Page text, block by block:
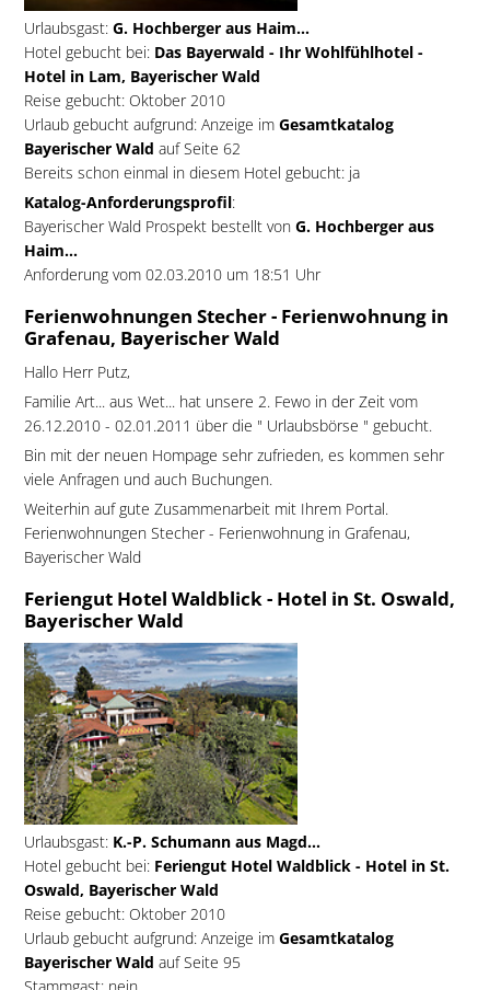
Urlaubsgast:G. Hochberger aus Haim...
Hotel gebucht bei:Das Bayerwald - Ihr Wohlfühlhotel -
Hotel in Lam, Bayerischer Wald
Reise gebucht: Oktober 2010
Urlaub gebucht aufgrund: Anzeige im Gesamtkatalog
Bayerischer Wald auf Seite 62
Bereits schon einmal in diesem Hotel gebucht: ja
Katalog-Anforderungsprofil:
Bayerischer Wald Prospekt bestellt von G. Hochberger aus
Haim...
Anforderung vom 02.03.2010 um 18:51 Uhr
Ferienwohnungen Stecher - Ferienwohnung in
Grafenau, Bayerischer Wald
Hallo Herr Putz,
Familie Art... aus Wet... hat unsere 2. Fewo in der Zeit vom
26.12.2010 - 02.01.2011 über die " Urlaubsbörse " gebucht.
Bin mit der neuen Hompage sehr zufrieden, es kommen sehr
viele Anfragen und auch Buchungen.
Weiterhin auf gute Zusammenarbeit mit Ihrem Portal.
Ferienwohnungen Stecher - Ferienwohnung in Grafenau,
Bayerischer Wald
Feriengut Hotel Waldblick - Hotel in St. Oswald,
Bayerischer Wald
Urlaubsgast:K.-P. Schumann aus Magd...
Hotel gebucht bei:Feriengut Hotel Waldblick - Hotel in St.
Oswald, Bayerischer Wald
Reise gebucht: Oktober 2010
Urlaub gebucht aufgrund: Anzeige im Gesamtkatalog
Bayerischer Wald auf Seite 95